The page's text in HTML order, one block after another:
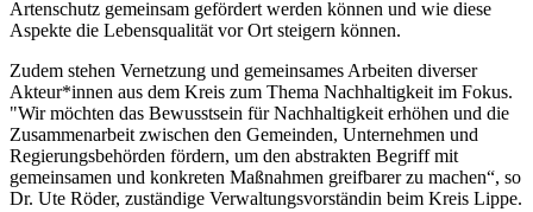
Artenschutz gemeinsam gefördert werden können und wie diese
Aspekte die Lebensqualität vor Ort steigern können.
Zudem stehen Vernetzung und gemeinsames Arbeiten diverser
Akteur*innen aus dem Kreis zum Thema Nachhaltigkeit im Fokus.
"Wir möchten das Bewusstsein für Nachhaltigkeit erhöhen und die
Zusammenarbeit zwischen den Gemeinden, Unternehmen und
Regierungsbehörden fördern, um den abstrakten Begriff mit
gemeinsamen und konkreten Maßnahmen greifbarer zu machen“, so
Dr. Ute Röder, zuständige Verwaltungsvorständin beim Kreis Lippe.